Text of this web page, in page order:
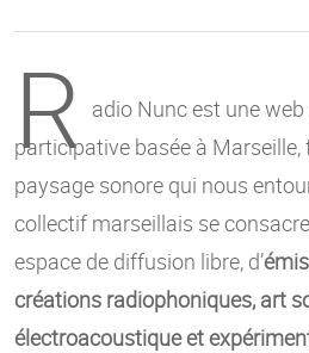
R adio Nunc est une
participative basée à
paysage sonore qui nous
collectif marseillais se
espace de diffusion libre, d’
créations radiophoniques, art
électroacoustique et